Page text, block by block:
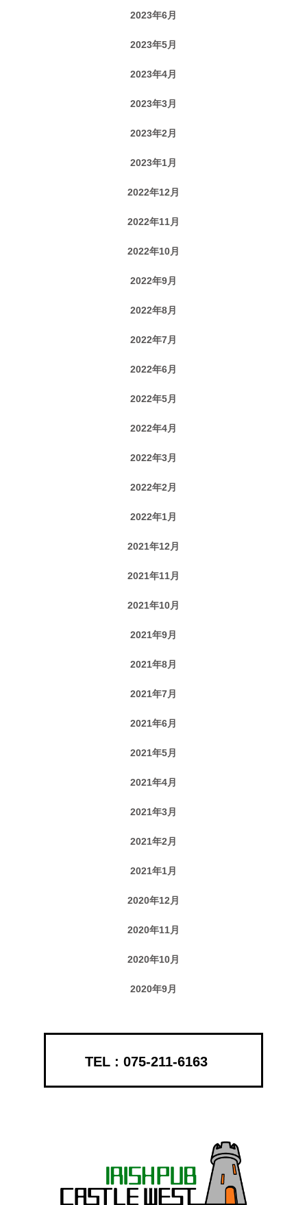
2023年6月
2023年5月
2023年4月
2023年3月
2023年2月
2023年1月
2022年12月
2022年11月
2022年10月
2022年9月
2022年8月
2022年7月
2022年6月
2022年5月
2022年4月
2022年3月
2022年2月
2022年1月
2021年12月
2021年11月
2021年10月
2021年9月
2021年8月
2021年7月
2021年6月
2021年5月
2021年4月
2021年3月
2021年2月
2021年1月
2020年12月
2020年11月
2020年10月
2020年9月
075-211-6163